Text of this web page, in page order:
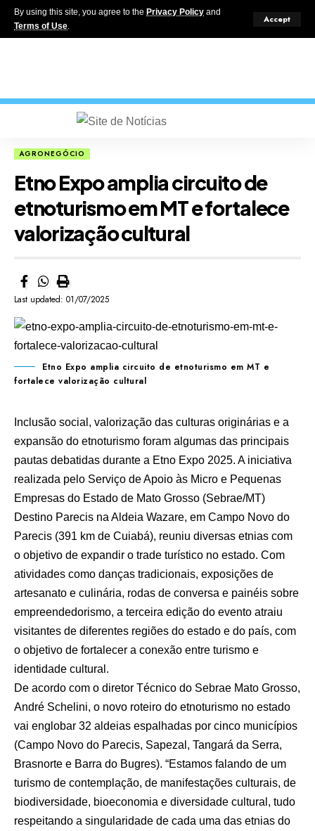
By using this site, you agree to the Privacy Policy and
Terms of Use.
Accept
AGRONEGÓCIO
Etno Expo amplia circuito de
etnoturismo em MT e fortalece
valorização cultural
Last updated: 01/07/2025
Etno Expo amplia circuito de etnoturismo em MT e
fortalece valorização cultural
Inclusão social, valorização das culturas originárias e a
expansão do etnoturismo foram algumas das principais
pautas debatidas durante a Etno Expo 2025. A iniciativa
realizada pelo Serviço de Apoio às Micro e Pequenas
Empresas do Estado de Mato Grosso (Sebrae/MT)
Destino Parecis na Aldeia Wazare, em Campo Novo do
Parecis (391 km de Cuiabá), reuniu diversas etnias com
o objetivo de expandir o trade turístico no estado. Com
atividades como danças tradicionais, exposições de
artesanato e culinária, rodas de conversa e painéis sobre
empreendedorismo, a terceira edição do evento atraiu
visitantes de diferentes regiões do estado e do país, com
o objetivo de fortalecer a conexão entre turismo e
identidade cultural.
De acordo com o diretor Técnico do Sebrae Mato Grosso,
André Schelini, o novo roteiro do etnoturismo no estado
vai englobar 32 aldeias espalhadas por cinco municípios
(Campo Novo do Parecis, Sapezal, Tangará da Serra,
Brasnorte e Barra do Bugres). “Estamos falando de um
turismo de contemplação, de manifestações culturais, de
biodiversidade, bioeconomia e diversidade cultural, tudo
respeitando a singularidade de cada uma das etnias do